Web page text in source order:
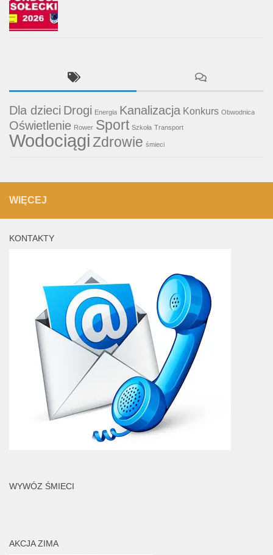
Dla dzieci Drogi Energia Kanalizacja Konkurs Obwodnica
Oświetlenie Rower Sport Szkoła Transport
WodociągiZdrowie śmieci
WIĘCEJ
KONTAKTY
WYWÓZ ŚMIECI
AKCJA ZIMA